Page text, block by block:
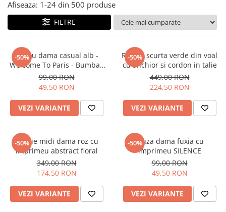
Tricouri si topuri
Rochii de eveniment
Afiseaza: 1-24 din 500 produse
FILTRE
-50%
Tricou dama casual alb -
Welcome To Paris - Bumbac
Organic
99,00 RON
49,50 RON
VEZI VARIANTE
-50%
Rochie scurta verde din voal
cu anchior si cordon in talie
449,00 RON
224,50 RON
VEZI VARIANTE
-50%
Rochie midi dama roz cu
imprimeu abstract floral
349,00 RON
174,50 RON
VEZI VARIANTE
-50%Bluza dama fuxia cu
imprimeu SILENCE
99,00 RON
49,50 RON
VEZI VARIANTE